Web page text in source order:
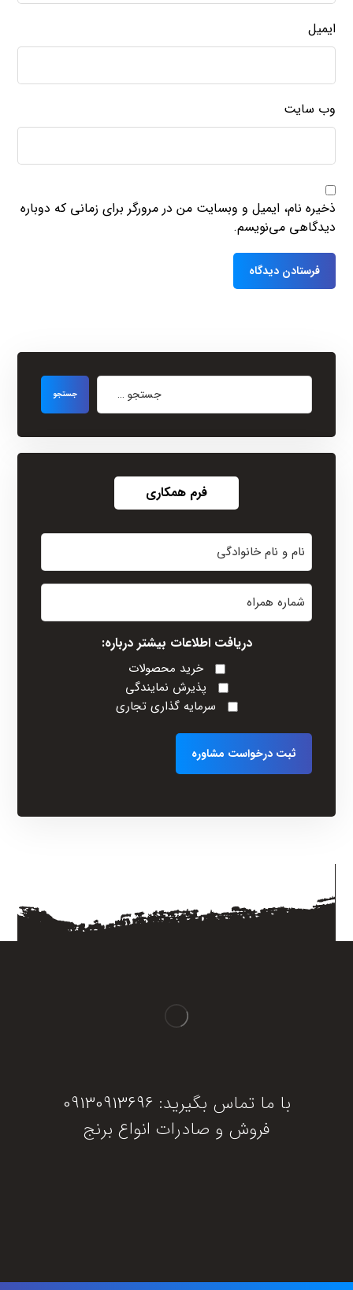
ایمیل
وب‌ سایت
ذخیره نام، ایمیل و وبسایت من در مرورگر برای زمانی که دوباره
دیدگاهی می‌نویسم.
فرم همکاری
نام
(Required)
دریافت اطلاعات بیشتر درباره:
خرید محصولات
پذیرش نمایندگی
سرمایه گذاری تجاری
با ما تماس بگیرید: 09130913696
فروش و صادرات انواع برنج